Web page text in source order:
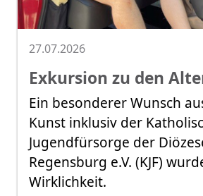
27.07.2026
Exkursion zu den
Ein besonderer Wunsch
Kunst inklusiv der
Jugendfürsorge der
Regensburg e.V. (KJF)
Wirklichkeit.